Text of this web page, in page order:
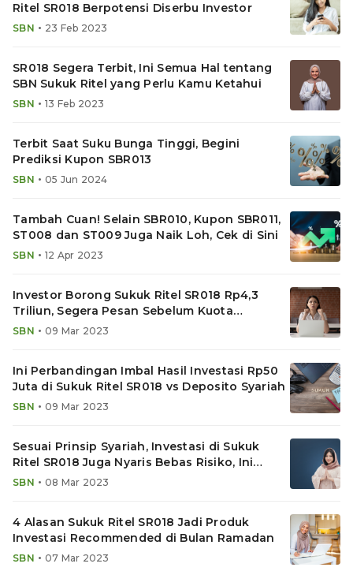
Ritel SR018 Berpotensi Diserbu Investor
SBN • 23 Feb 2023
SR018 Segera Terbit, Ini Semua Hal tentang
SBN Sukuk Ritel yang Perlu Kamu Ketahui
SBN • 13 Feb 2023
Terbit Saat Suku Bunga Tinggi, Begini
Prediksi Kupon SBR013
SBN • 05 Jun 2024
Tambah Cuan! Selain SBR010, Kupon SBR011,
ST008 dan ST009 Juga Naik Loh, Cek di Sini
SBN • 12 Apr 2023
Investor Borong Sukuk Ritel SR018 Rp4,3
Triliun, Segera Pesan Sebelum Kuota
Kehabisan!
SBN • 09 Mar 2023
Ini Perbandingan Imbal Hasil Investasi Rp50
Juta di Sukuk Ritel SR018 vs Deposito Syariah
SBN • 09 Mar 2023
Sesuai Prinsip Syariah, Investasi di Sukuk
Ritel SR018 Juga Nyaris Bebas Risiko, Ini
Penjelasannya
SBN • 08 Mar 2023
4 Alasan Sukuk Ritel SR018 Jadi Produk
Investasi Recommended di Bulan Ramadan
SBN • 07 Mar 2023